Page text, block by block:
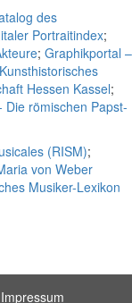
des
Portraitindex;
; Graphikportal –
Kunsthistorisches
Hessen Kassel;
Die römischen Papst-
(RISM);
von Weber
Musiker-Lexikon
Impressum